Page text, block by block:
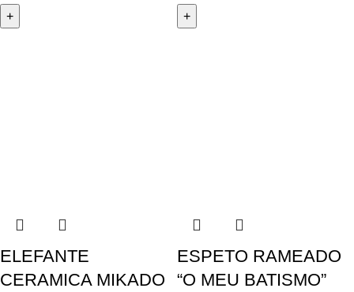
ELEFANTE
CERAMICA MIKADO
ESPETO RAMEADO
“O MEU BATISMO”